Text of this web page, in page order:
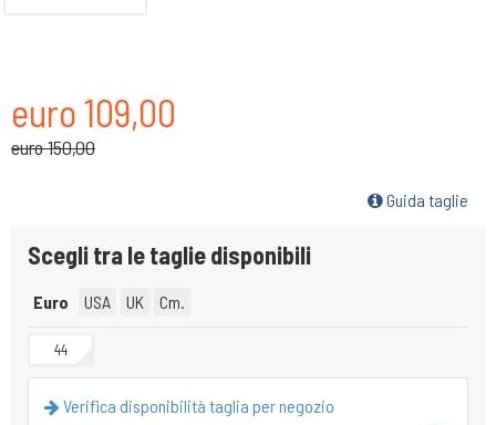
euro 109,00
euro 150,00
Guida taglie
Scegli tra le taglie disponibili
Euro USA UK Cm.
44
Verifica disponibilità taglia per negozio